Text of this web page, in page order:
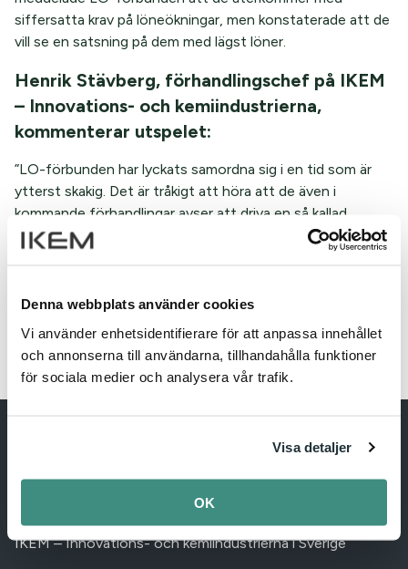
Denna webbplats använder cookies
Vi använder enhetsidentifierare för att anpassa innehållet
och annonserna till användarna, tillhandahålla funktioner
för sociala medier och analysera vår trafik.
Visa detaljer
OK
siffersatta krav på löneökningar, men konstaterade att de
vill se en satsning på dem med lägst löner.
Henrik Stävberg, förhandlingschef på IKEM
– Innovations- och kemiindustrierna,
kommenterar utspelet:
”LO-förbunden har lyckats samordna sig i en tid som är
ytterst skakig. Det är tråkigt att höra att de även i
kommande förhandlingar avser att driva en så kallad
låglönesatsning. Beskedet var väntat, men något vi gärna
hade sluppit att diskutera även 2023. Låglönemodellen är
lönehöjningar, den innebär inte nödvändigtvis mer pengar
IKEM – Innovation and Chemical Industries in Sweden
IKEM – Innovations- och kemiindustrierna i Sverige